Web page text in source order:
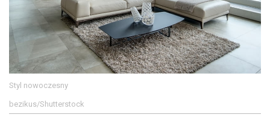
Styl nowoczesny
bezikus/Shutterstock